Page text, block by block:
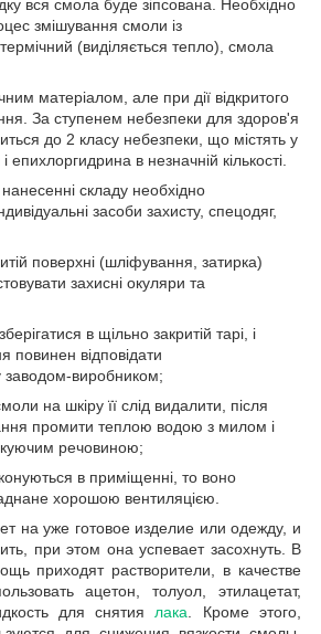
вся смола буде зіпсована. Необхідно
змішування смоли із
(виділяється тепло), смола
матеріалом, але при дії відкритого
За ступенем небезпеки для здоров'я
до 2 класу небезпеки, що містять у
епихлоргидрина в незначній кількості.
складу необхідно
засоби захисту, спецодяг,
поверхні (шліфування, затирка)
захисні окуляри та
в щільно закритій тарі, і
повинен відповідати
виробником;
на шкіру її слід видалити, після
промити теплою водою з милом і
речовиною;
в приміщенні, то воно
хорошою вентиляцією.
на уже готовое изделие или одежду, и
при этом она успевает засохнуть. В
приходят растворители, в качестве
ацетон, толуол, этилацетат,
для снятиялака. Кроме этого,